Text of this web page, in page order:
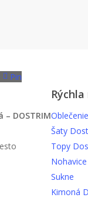
Pin
DOSTRIMOblečenie
Šaty
Topy
Sukne
Kimoná